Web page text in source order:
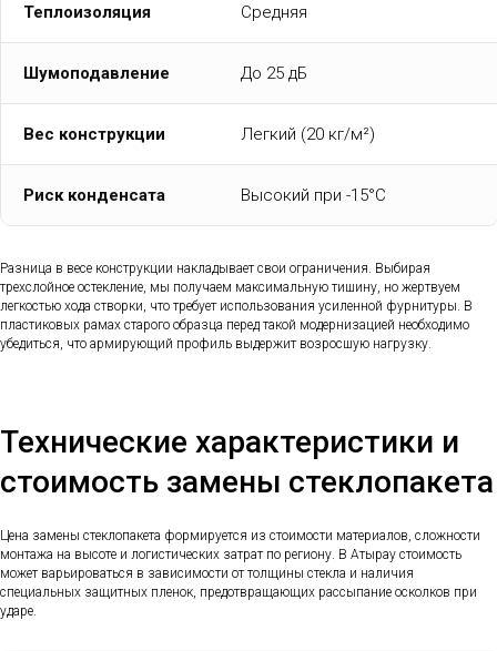
Теплоизоляция Средняя
Шумоподавление До 25 дБ
Вес конструкции Легкий (20 кг/м²)
Риск конденсата Высокий при -15°C
Разница в весе конструкции накладывает свои ограничения. Выбирая
трехслойное остекление, мы получаем максимальную тишину, но жертвуем
легкостью хода створки, что требует использования усиленной фурнитуры. В
пластиковых рамах старого образца перед такой модернизацией необходимо
убедиться, что армирующий профиль выдержит возросшую нагрузку.
Технические характеристики и
стоимость замены стеклопакета
Цена замены стеклопакета формируется из стоимости материалов, сложности
монтажа на высоте и логистических затрат по региону. В Атырау стоимость
может варьироваться в зависимости от толщины стекла и наличия
специальных защитных пленок, предотвращающих рассыпание осколков при
ударе.